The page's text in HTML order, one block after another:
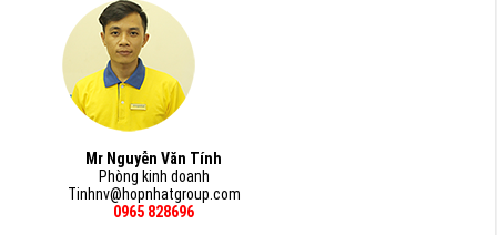
Mr Nguyễn Văn Tính
Phòng kinh doanh
Tinhnv@hopnhatgroup.com
0965 828696